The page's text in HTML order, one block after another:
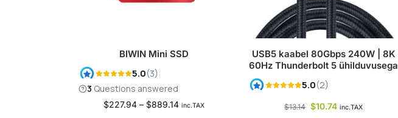
BIWIN Mini SSD
$227.94 – $889.14 inc.TAX
USB5 kaabel 80Gbps 240W | 8K
60Hz Thunderbolt 5 ühilduvusega
$13.14 $10.74 inc.TAX